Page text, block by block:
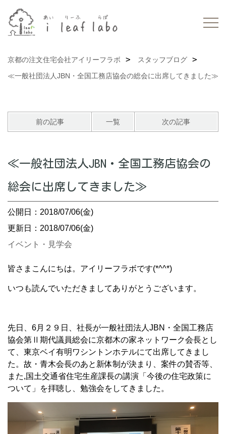
京都の注文住宅会社アイリーフラボ
スタッフブログ
≪一般社団法人JBN・全国工務店協会の総会に出席してきました≫
前の記事 一覧 次の記事
≪一般社団法人JBN・全国工務店協会の
総会に出席してきました≫
公開日：2018/07/06(金)
更新日：2018/07/06(金)
イベント・見学会
皆さまこんにちは。アイリーフラボです(*^^*)
いつも読んでいただきましてありがとうございます。
先日、6月２９日、社長が一般社団法人JBN・全国工務店
協会第Ⅱ期代議員総会に京都木の家ネットワーク会長とし
て、東京ベイ有明ワシントンホテルにて出席してきまし
た。故・青木会長のあと新体制が決まり、案件の賛否等、
また,国土交通省住宅生産課長の講演「今後の住宅政策に
ついて」を拝聴し、勉強会をしてきました。